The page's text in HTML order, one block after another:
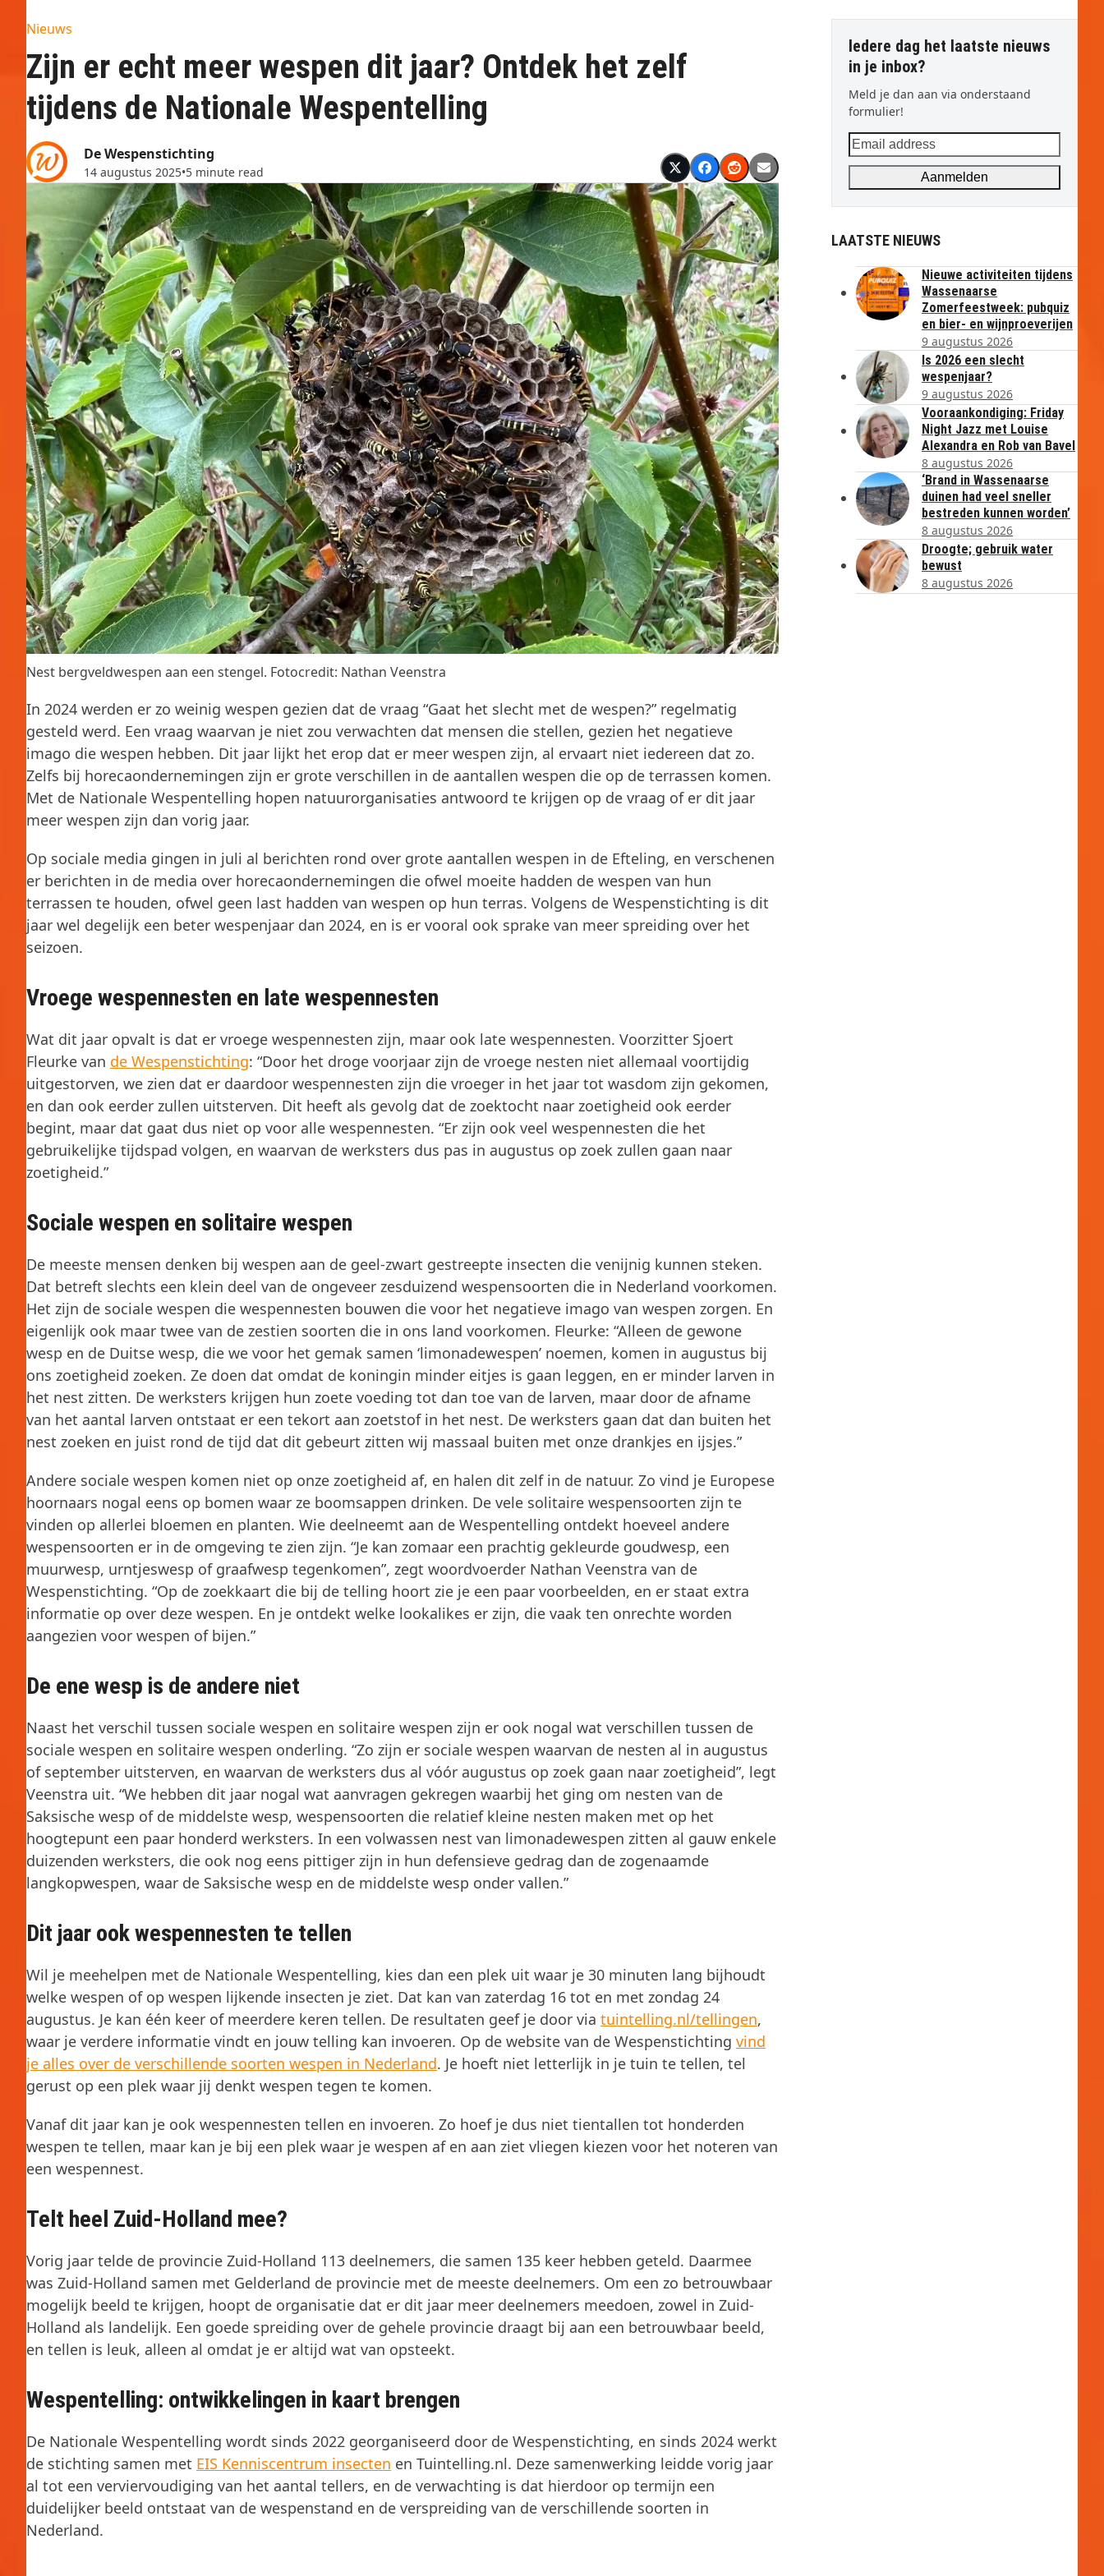
Nieuws
Zijn er echt meer wespen dit jaar? Ontdek het zelf
tijdens de Nationale Wespentelling
De Wespenstichting
14 augustus 2025•5 minute read
Nest bergveldwespen aan een stengel. Fotocredit: Nathan Veenstra
In 2024 werden er zo weinig wespen gezien dat de vraag “Gaat het slecht met de wespen?” regelmatig
gesteld werd. Een vraag waarvan je niet zou verwachten dat mensen die stellen, gezien het negatieve
imago die wespen hebben. Dit jaar lijkt het erop dat er meer wespen zijn, al ervaart niet iedereen dat zo.
Zelfs bij horecaondernemingen zijn er grote verschillen in de aantallen wespen die op de terrassen komen.
Met de Nationale Wespentelling hopen natuurorganisaties antwoord te krijgen op de vraag of er dit jaar
meer wespen zijn dan vorig jaar.
Op sociale media gingen in juli al berichten rond over grote aantallen wespen in de Efteling, en verschenen
er berichten in de media over horecaondernemingen die ofwel moeite hadden de wespen van hun
terrassen te houden, ofwel geen last hadden van wespen op hun terras. Volgens de Wespenstichting is dit
jaar wel degelijk een beter wespenjaar dan 2024, en is er vooral ook sprake van meer spreiding over het
seizoen.
Vroege wespennesten en late wespennesten
Wat dit jaar opvalt is dat er vroege wespennesten zijn, maar ook late wespennesten. Voorzitter Sjoert
Fleurke van de Wespenstichting: “Door het droge voorjaar zijn de vroege nesten niet allemaal voortijdig
uitgestorven, we zien dat er daardoor wespennesten zijn die vroeger in het jaar tot wasdom zijn gekomen,
en dan ook eerder zullen uitsterven. Dit heeft als gevolg dat de zoektocht naar zoetigheid ook eerder
begint, maar dat gaat dus niet op voor alle wespennesten. “Er zijn ook veel wespennesten die het
gebruikelijke tijdspad volgen, en waarvan de werksters dus pas in augustus op zoek zullen gaan naar
zoetigheid.”
Sociale wespen en solitaire wespen
De meeste mensen denken bij wespen aan de geel-zwart gestreepte insecten die venijnig kunnen steken.
Dat betreft slechts een klein deel van de ongeveer zesduizend wespensoorten die in Nederland voorkomen.
Het zijn de sociale wespen die wespennesten bouwen die voor het negatieve imago van wespen zorgen. En
eigenlijk ook maar twee van de zestien soorten die in ons land voorkomen. Fleurke: “Alleen de gewone
wesp en de Duitse wesp, die we voor het gemak samen ‘limonadewespen’ noemen, komen in augustus bij
ons zoetigheid zoeken. Ze doen dat omdat de koningin minder eitjes is gaan leggen, en er minder larven in
het nest zitten. De werksters krijgen hun zoete voeding tot dan toe van de larven, maar door de afname
van het aantal larven ontstaat er een tekort aan zoetstof in het nest. De werksters gaan dat dan buiten het
nest zoeken en juist rond de tijd dat dit gebeurt zitten wij massaal buiten met onze drankjes en ijsjes.”
Andere sociale wespen komen niet op onze zoetigheid af, en halen dit zelf in de natuur. Zo vind je Europese
hoornaars nogal eens op bomen waar ze boomsappen drinken. De vele solitaire wespensoorten zijn te
vinden op allerlei bloemen en planten. Wie deelneemt aan de Wespentelling ontdekt hoeveel andere
wespensoorten er in de omgeving te zien zijn. “Je kan zomaar een prachtig gekleurde goudwesp, een
muurwesp, urntjeswesp of graafwesp tegenkomen”, zegt woordvoerder Nathan Veenstra van de
Wespenstichting. “Op de zoekkaart die bij de telling hoort zie je een paar voorbeelden, en er staat extra
informatie op over deze wespen. En je ontdekt welke lookalikes er zijn, die vaak ten onrechte worden
aangezien voor wespen of bijen.”
De ene wesp is de andere niet
Naast het verschil tussen sociale wespen en solitaire wespen zijn er ook nogal wat verschillen tussen de
sociale wespen en solitaire wespen onderling. “Zo zijn er sociale wespen waarvan de nesten al in augustus
of september uitsterven, en waarvan de werksters dus al vóór augustus op zoek gaan naar zoetigheid”, legt
Veenstra uit. “We hebben dit jaar nogal wat aanvragen gekregen waarbij het ging om nesten van de
Saksische wesp of de middelste wesp, wespensoorten die relatief kleine nesten maken met op het
hoogtepunt een paar honderd werksters. In een volwassen nest van limonadewespen zitten al gauw enkele
duizenden werksters, die ook nog eens pittiger zijn in hun defensieve gedrag dan de zogenaamde
langkopwespen, waar de Saksische wesp en de middelste wesp onder vallen.”
Dit jaar ook wespennesten te tellen
Wil je meehelpen met de Nationale Wespentelling, kies dan een plek uit waar je 30 minuten lang bijhoudt
welke wespen of op wespen lijkende insecten je ziet. Dat kan van zaterdag 16 tot en met zondag 24
augustus. Je kan één keer of meerdere keren tellen. De resultaten geef je door via tuintelling.nl/tellingen,
waar je verdere informatie vindt en jouw telling kan invoeren. Op de website van de Wespenstichting vind
je alles over de verschillende soorten wespen in Nederland. Je hoeft niet letterlijk in je tuin te tellen, tel
gerust op een plek waar jij denkt wespen tegen te komen.
Vanaf dit jaar kan je ook wespennesten tellen en invoeren. Zo hoef je dus niet tientallen tot honderden
wespen te tellen, maar kan je bij een plek waar je wespen af en aan ziet vliegen kiezen voor het noteren van
een wespennest.
Telt heel Zuid-Holland mee?
Vorig jaar telde de provincie Zuid-Holland 113 deelnemers, die samen 135 keer hebben geteld. Daarmee
was Zuid-Holland samen met Gelderland de provincie met de meeste deelnemers. Om een zo betrouwbaar
mogelijk beeld te krijgen, hoopt de organisatie dat er dit jaar meer deelnemers meedoen, zowel in Zuid-
Holland als landelijk. Een goede spreiding over de gehele provincie draagt bij aan een betrouwbaar beeld,
en tellen is leuk, alleen al omdat je er altijd wat van opsteekt.
Wespentelling: ontwikkelingen in kaart brengen
De Nationale Wespentelling wordt sinds 2022 georganiseerd door de Wespenstichting, en sinds 2024 werkt
de stichting samen met EIS Kenniscentrum insecten en Tuintelling.nl. Deze samenwerking leidde vorig jaar
al tot een verviervoudiging van het aantal tellers, en de verwachting is dat hierdoor op termijn een
duidelijker beeld ontstaat van de wespenstand en de verspreiding van de verschillende soorten in
Nederland.
Iedere dag het laatste nieuws
in je inbox?
Meld je dan aan via onderstaand
formulier!
Email
address
Aanmelden
LAATSTE NIEUWS
Nieuwe activiteiten tijdens
Wassenaarse
Zomerfeestweek: pubquiz
en bier- en wijnproeverijen
9 augustus 2026
Is 2026 een slecht
wespenjaar?
9 augustus 2026
Vooraankondiging: Friday
Night Jazz met Louise
Alexandra en Rob van Bavel
8 augustus 2026
‘Brand in Wassenaarse
duinen had veel sneller
bestreden kunnen worden’
8 augustus 2026
Droogte; gebruik water
bewust
8 augustus 2026